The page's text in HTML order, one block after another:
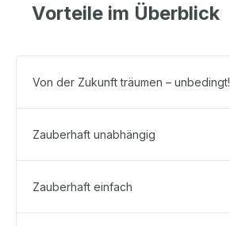
Vorteile im Überblick
Von der Zukunft träumen – unbedingt!
Zauberhaft unabhängig
Zauberhaft einfach